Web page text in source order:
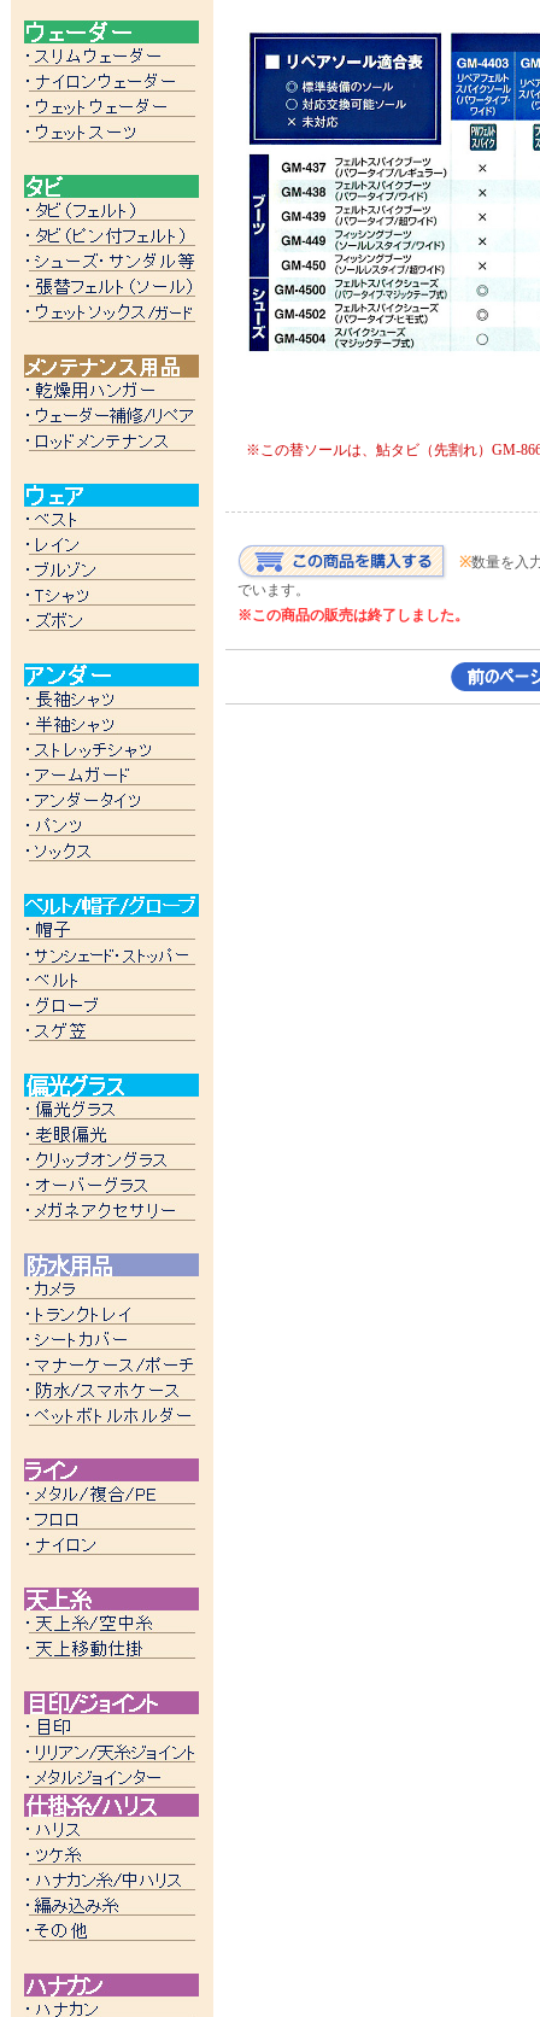
※この替ソールは、鮎タビ（先割れ）GM-
※数量を入
でいます。
※この商品の販売は終了しました。